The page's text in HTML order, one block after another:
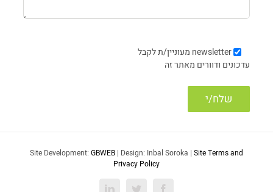
newsletter מעוניין/ת לקבל
עדכונים ודוורים מאתר זה
Site Development: GBWEB | Design: Inbal Soroka | Site Terms and
Privacy Policy
Facebook
Twitter
LinkedIn